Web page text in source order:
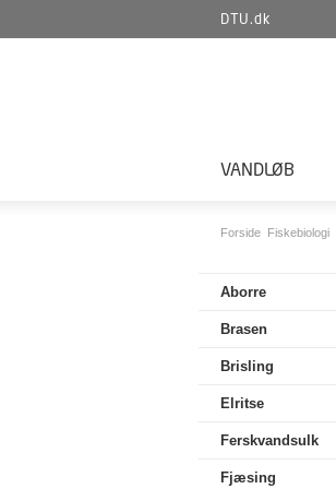
DTU.dk
VANDLØB
Forside Fiskebiologi
Aborre
Brasen
Brisling
Elritse
Ferskvandsulk
Fjæsing